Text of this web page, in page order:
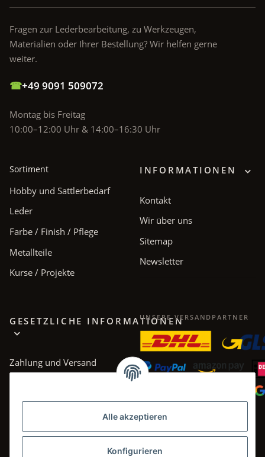
Alle akzeptieren
Konfigurieren
Fragen zur Lederbearbeitung, zu Werkzeugen,
Materialien oder Ihrer Bestellung? Wir helfen gerne
weiter.
☎+49 9091 509072
Montag bis Freitag
10:00–12:00 Uhr & 14:00–16:30 Uhr
Sortiment
Hobby und Sattlerbedarf
Leder
Farbe / Finish / Pflege
Metallteile
Kurse / Projekte
INFORMATIONEN
Kontakt
Wir über uns
Sitemap
Newsletter
GESETZLICHE INFORMATIONEN
Zahlung und Versand
Datenschutz
UNSERE VERSANDPARTNER